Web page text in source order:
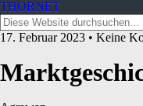
THORNET
17. Februar 2023 • Keine